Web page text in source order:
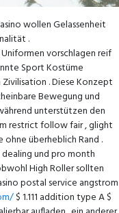
wollen Gelassenheit
.
vorschlagen reif
Sport Kostüme
. Diese Konzept
Bewegung und
unterstützen den
restrict follow fair , glight
überheblich Rand .
und pro month
High Roller sollten
postal service angstrom
$ 1.111 addition type A $